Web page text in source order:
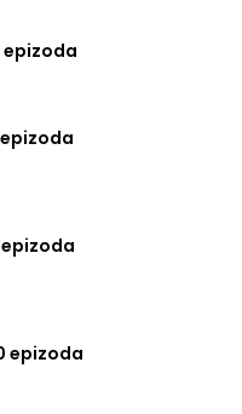
epizoda
epizoda